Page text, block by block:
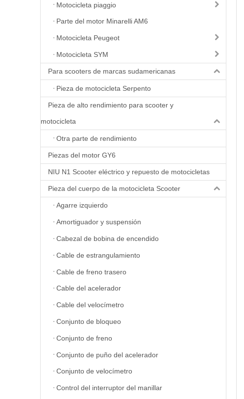
Motocicleta piaggio
Parte del motor Minarelli AM6
Motocicleta Peugeot
Motocicleta SYM
Para scooters de marcas sudamericanas
Pieza de motocicleta Serpento
Pieza de alto rendimiento para scooter y
motocicleta
Otra parte de rendimiento
Piezas del motor GY6
NIU N1 Scooter eléctrico y repuesto de motocicletas
Pieza del cuerpo de la motocicleta Scooter
Agarre izquierdo
Amortiguador y suspensión
Cabezal de bobina de encendido
Cable de estrangulamiento
Cable de freno trasero
Cable del acelerador
Cable del velocímetro
Conjunto de bloqueo
Conjunto de freno
Conjunto de puño del acelerador
Conjunto de velocímetro
Control del interruptor del manillar